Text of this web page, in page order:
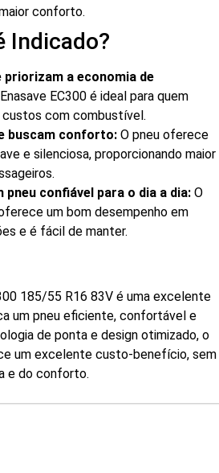
conforto.
Indicado?
a economia de
EC300 é ideal para quem
custos com combustível.
buscam conforto: O pneu oferece
e silenciosa, proporcionando maior
pneu confiável para o dia a dia: O
um bom desempenho em
e é fácil de manter.
185/55 R16 83V é uma excelente
um pneu eficiente, confortável e
de ponta e design otimizado, o
um excelente custo-benefício, sem
e do conforto.